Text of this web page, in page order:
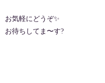
お気軽にどうぞ✨
お待ちしてま〜す?